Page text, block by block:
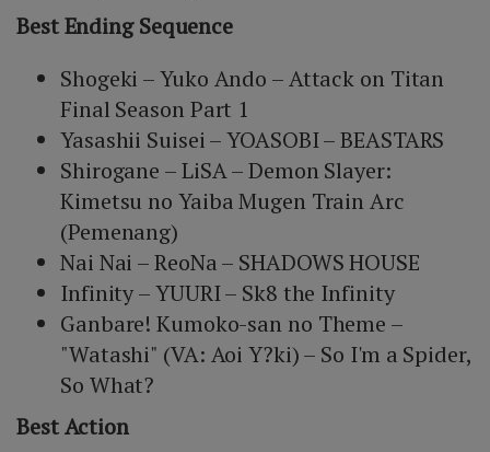
Best Ending Sequence
Shogeki – Yuko Ando – Attack on Titan
Final Season Part 1
Yasashii Suisei – YOASOBI – BEASTARS
Shirogane – LiSA – Demon Slayer:
Kimetsu no Yaiba Mugen Train Arc
(Pemenang)
Nai Nai – ReoNa – SHADOWS HOUSE
Infinity – YUURI – Sk8 the Infinity
Ganbare! Kumoko-san no Theme –
"Watashi" (VA: Aoi Y?ki) – So I'm a Spider,
So What?
Best Action